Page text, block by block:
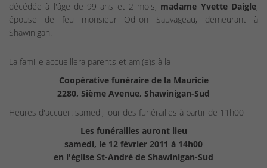
décédée à l'âge de 99 ans et 2 mois, madame Yvette Daigle,
épouse de feu monsieur Odilon Sauvageau, demeurant à
Shawinigan.
La famille accueillera parents et ami(e)s à la
Coopérative funéraire de la Mauricie
2280, 5ième Avenue, Shawinigan-Sud
Heures d'accueil: samedi, jour des funérailles à partir de 11h00
Les funérailles auront lieu
samedi, le 12 février 2011 à 14h00
en l'église St-André de Shawinigan-Sud